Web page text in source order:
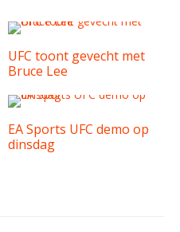
UFC toont gevecht met
Bruce Lee
EA Sports UFC demo op
dinsdag